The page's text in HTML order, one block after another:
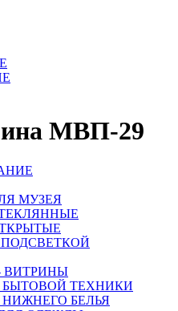
МВП-29
МУЗЕЯ
ВИТРИНЫ
ТЕХНИКИ
БЕЛЬЯ